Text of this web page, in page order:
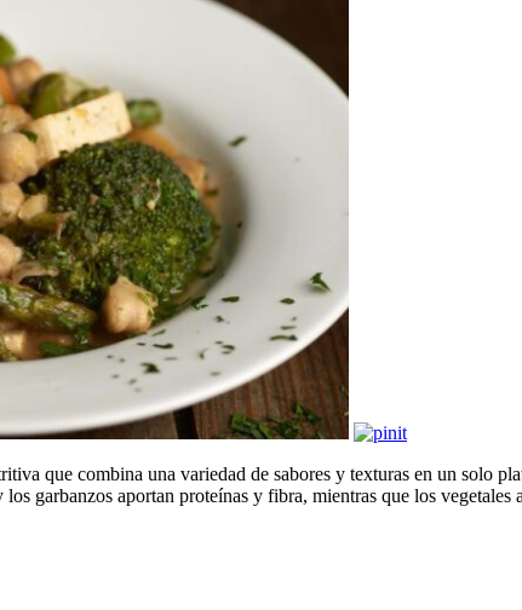
que combina una variedad de sabores y texturas en un solo
garbanzos aportan proteínas y fibra, mientras que los